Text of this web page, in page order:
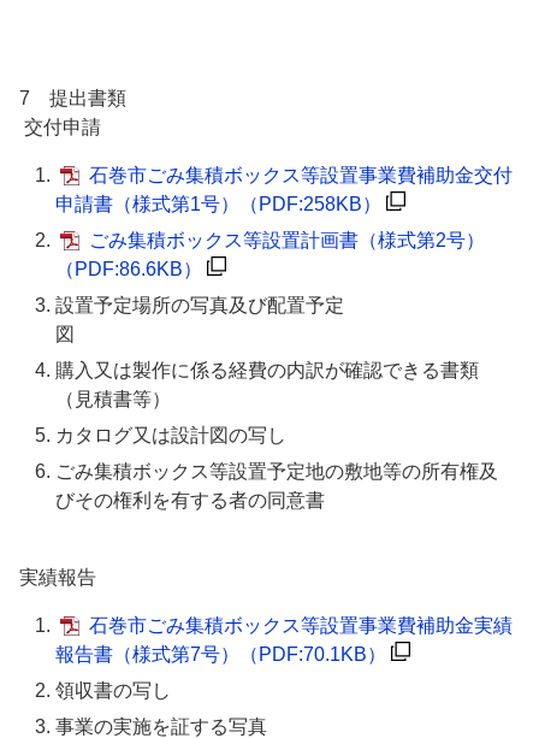
7 提出書類
交付申請
石巻市ごみ集積ボックス等設置事業費補助金交付
申請書（様式第1号）
（PDF:258KB）
ごみ集積ボックス等設置計画書（様式第2号）
（PDF:86.6KB）
設置予定場所の写真及び配置予定
図
購入又は製作に係る経費の内訳が確認できる書類
（見積書等）
カタログ又は設計図の写し
ごみ集積ボックス等設置予定地の敷地等の所有権及
びその権利を有する者の同意書
実績報告
石巻市ごみ集積ボックス等設置事業費補助金実績
報告書（様式第7号）
（PDF:70.1KB）
領収書の写し
事業の実施を証する写真